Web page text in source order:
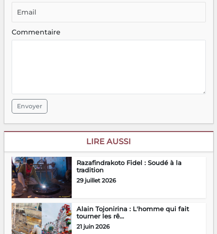
Commentaire
Envoyer
LIRE AUSSI
Razafindrakoto Fidel : Soudé à la
tradition
29 juillet 2026
Alain Tojonirina : L'homme qui fait
tourner les rê...
21 juin 2026